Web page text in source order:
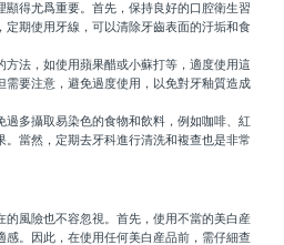
得尤爲重要。首先，保持良好的口腔衛生習
定期使用牙線，可以清除牙齒表面的汙垢和食
法，如使用蘋果醋或小蘇打等，適度使用這
需要注意，避免過度使用，以免對牙釉質造成
多攝取易染色的食物和飲料，例如咖啡、紅
當然，定期去牙科進行清洗和複查也是非常
風險也不容忽視。首先，使用不當的美白産
感。因此，在使用任何美白産品前，需仔細查